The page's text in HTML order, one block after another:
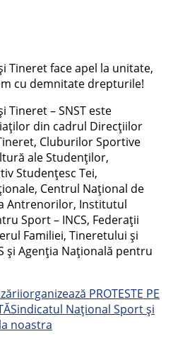
Tineret face apel la unitate,
cu demnitate drepturile!
Tineret – SNST este
din cadrul Direcţiilor
Cluburilor Sportive
ale Studenţilor,
Studenţesc Tei,
Centrul Naţional de
Antrenorilor, Institutul
Sport – INCS, Federații
Familiei, Tineretului și
și Agenția Națională pentru
organizează PROTESTE PE
Sindicatul Național Sport și
noastra